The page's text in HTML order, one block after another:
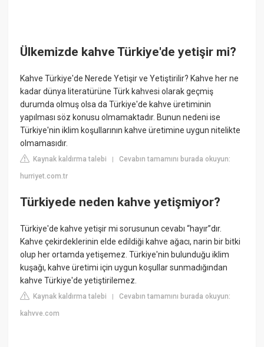
Ülkemizde kahve Türkiye'de yetişir mi?
Kahve Türkiye'de Nerede Yetişir ve Yetiştirilir? Kahve her ne
kadar dünya literatürüne Türk kahvesi olarak geçmiş
durumda olmuş olsa da Türkiye'de kahve üretiminin
yapılması söz konusu olmamaktadır. Bunun nedeni ise
Türkiye'nin iklim koşullarının kahve üretimine uygun nitelikte
olmamasıdır.
Kaynak kaldırma talebi |Cevabın tamamını burada okuyun:
hurriyet.com.tr
Türkiyede neden kahve yetişmiyor?
Türkiye'de kahve yetişir mi sorusunun cevabı “hayır”dır.
Kahve çekirdeklerinin elde edildiği kahve ağacı, narin bir bitki
olup her ortamda yetişemez. Türkiye'nin bulunduğu iklim
kuşağı, kahve üretimi için uygun koşullar sunmadığından
kahve Türkiye'de yetiştirilemez.
Kaynak kaldırma talebi |Cevabın tamamını burada okuyun:
kahvve.com